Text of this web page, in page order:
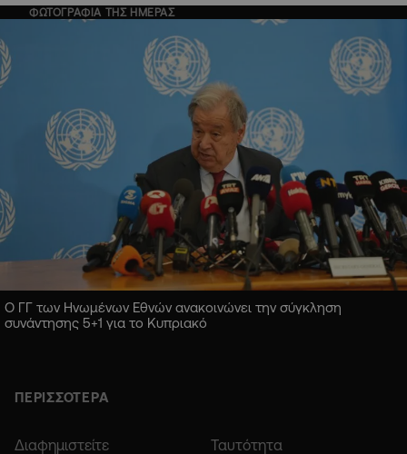
ΦΩΤΟΓΡΑΦΙΑ ΤΗΣ ΗΜΕΡΑΣ
Ο ΓΓ των Ηνωμένων Εθνών ανακοινώνει την σύγκληση
συνάντησης 5+1 για το Κυπριακό
ΠΕΡΙΣΣΟΤΕΡΑ
Διαφημιστείτε Ταυτότητα